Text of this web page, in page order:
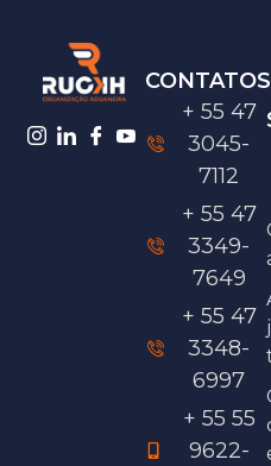
CONTATOS
+ 55 47
3045-
7112
+ 55 47
3349-
7649
+ 55 47
3348-
6997
+ 55 55
9622-